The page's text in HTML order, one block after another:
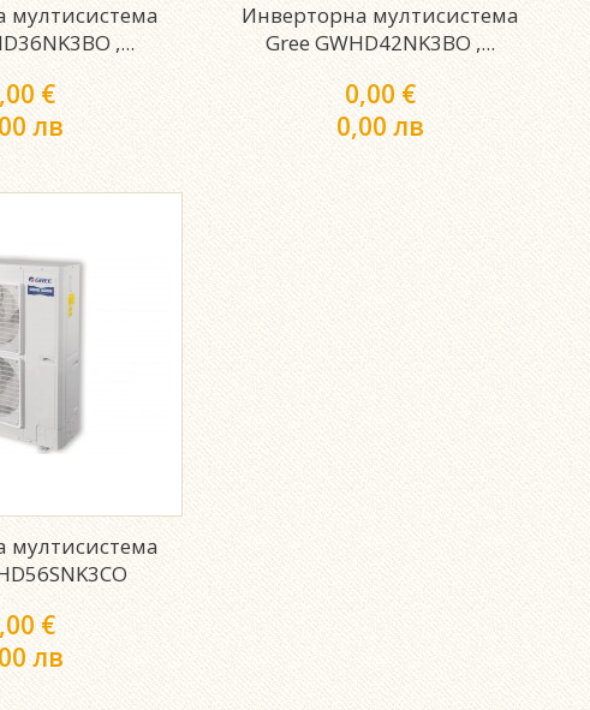
мултисистема
,...
€
лв
Инверторна мултисистема
Gree GWHD42NK3BO ,...
0,00 €
0,00 лв
мултисистема
€
лв